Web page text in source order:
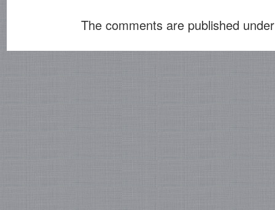
The comments are published